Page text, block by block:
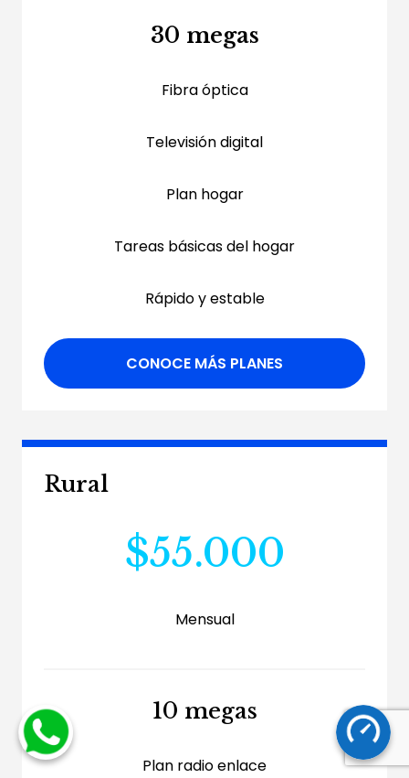
30 megas
Fibra óptica
Televisión digital
Plan hogar
Tareas básicas del hogar
Rápido y estable
CONOCE MÁS PLANES
Rural
$55.000
Mensual
10 megas
Plan radio enlace